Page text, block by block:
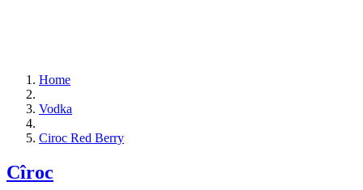
Home
Vodka
Ciroc Red Berry
Cîroc